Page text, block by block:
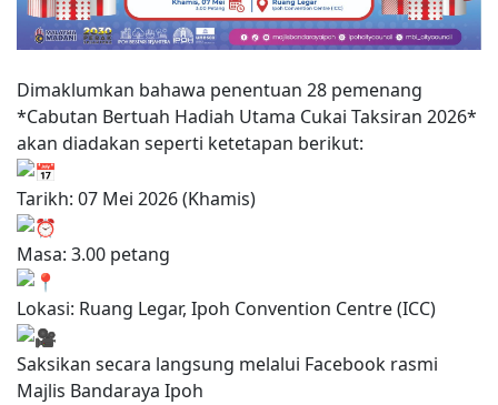
Dimaklumkan bahawa penentuan 28 pemenang
*Cabutan Bertuah Hadiah Utama Cukai Taksiran 2026*
akan diadakan seperti ketetapan berikut:
Tarikh: 07 Mei 2026 (Khamis)
Masa: 3.00 petang
Lokasi: Ruang Legar, Ipoh Convention Centre (ICC)
Saksikan secara langsung melalui Facebook rasmi
Majlis Bandaraya Ipoh